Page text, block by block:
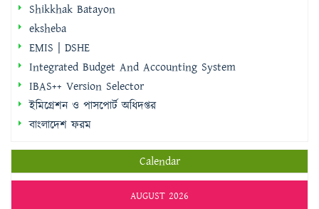
Shikkhak Batayon
eksheba
EMIS | DSHE
Integrated Budget And Accounting System
IBAS++ Version Selector
ইমিগ্রেশন ও পাসপোর্ট অধিদপ্তর
বাংলাদেশ ফরম
Calendar
AUGUST 2026